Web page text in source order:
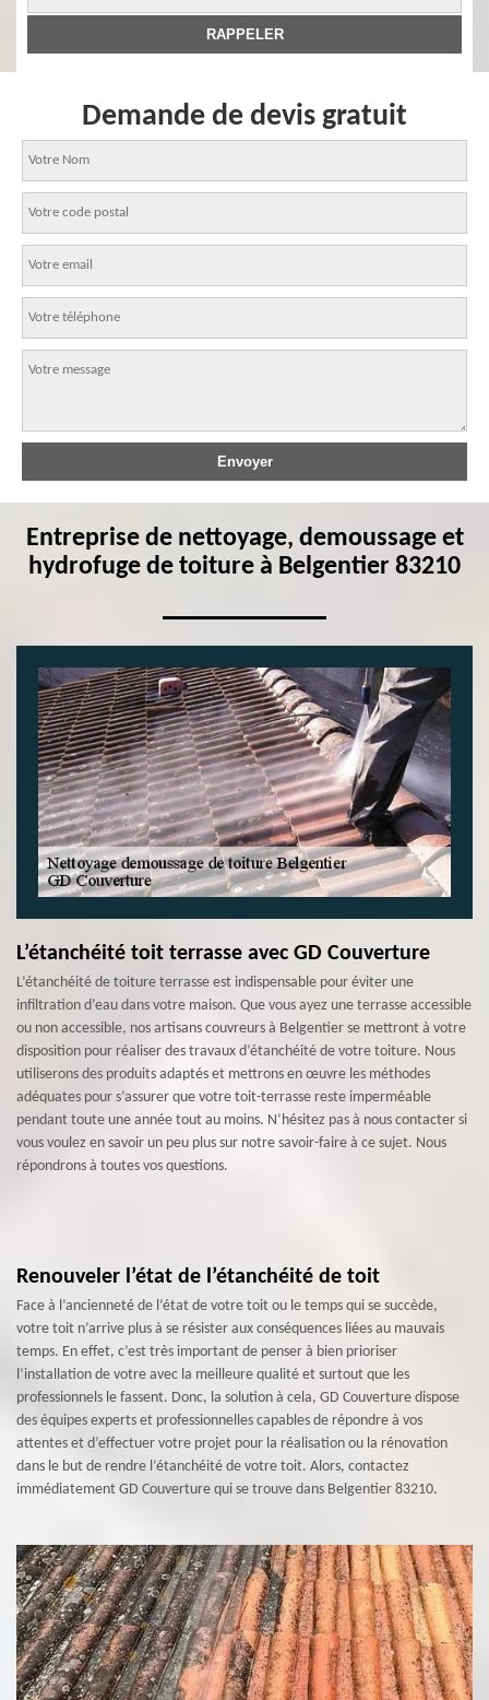
Demande de devis gratuit
Entreprise de nettoyage, demoussage et
hydrofuge de toiture à Belgentier 83210
L’étanchéité toit terrasse avec GD Couverture
L’étanchéité de toiture terrasse est indispensable pour éviter une
infiltration d’eau dans votre maison. Que vous ayez une terrasse accessible
ou non accessible, nos artisans couvreurs à Belgentier se mettront à votre
disposition pour réaliser des travaux d’étanchéité de votre toiture. Nous
utiliserons des produits adaptés et mettrons en œuvre les méthodes
adéquates pour s’assurer que votre toit-terrasse reste imperméable
pendant toute une année tout au moins. N’hésitez pas à nous contacter si
vous voulez en savoir un peu plus sur notre savoir-faire à ce sujet. Nous
répondrons à toutes vos questions.
Renouveler l’état de l’étanchéité de toit
Face à l’ancienneté de l’état de votre toit ou le temps qui se succède,
votre toit n’arrive plus à se résister aux conséquences liées au mauvais
temps. En effet, c’est très important de penser à bien prioriser
l’installation de votre avec la meilleure qualité et surtout que les
professionnels le fassent. Donc, la solution à cela, GD Couverture dispose
des équipes experts et professionnelles capables de répondre à vos
attentes et d’effectuer votre projet pour la réalisation ou la rénovation
dans le but de rendre l’étanchéité de votre toit. Alors, contactez
immédiatement GD Couverture qui se trouve dans Belgentier 83210.